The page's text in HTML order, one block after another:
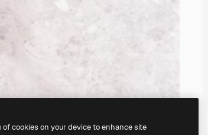
cookies on your device to enhance site